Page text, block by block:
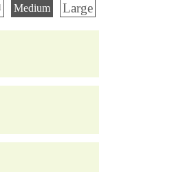
Medium Large